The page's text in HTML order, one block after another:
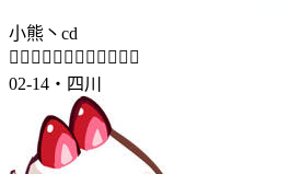
小熊丶cd
👨‍❤️‍💋‍👨👨‍❤️‍💋‍👨👨‍❤️‍💋‍👨
02-14・四川